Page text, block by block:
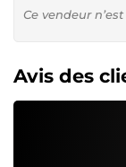
Ce vendeur
Avis des